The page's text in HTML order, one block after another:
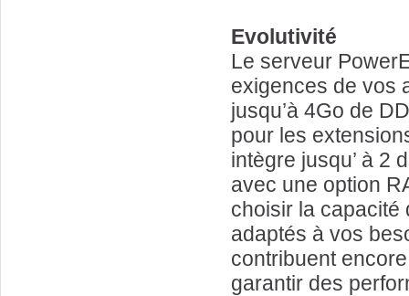
Evolutivité
Le serveur
exigences de vos
jusqu’à 4Go de
pour les
intègre jusqu’ à 2
avec une option
choisir la capacité
adaptés à vos
contribuent
garantir des